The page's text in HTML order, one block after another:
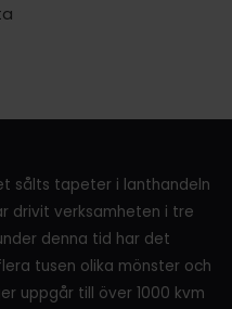
sålts tapeter i lanthandeln
drivit verksamheten i tre
denna tid har det
tusen olika mönster och
uppgår till över 1000 kvm